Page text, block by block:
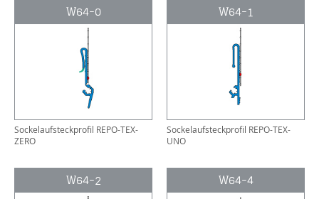
W64-0
Sockelaufsteckprofil REPO-TEX-
ZERO
W64-1
Sockelaufsteckprofil REPO-TEX-
UNO
W64-2 W64-4